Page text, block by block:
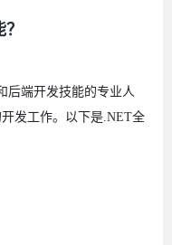
后端开发技能的专业人
发工作。以下是.NET全